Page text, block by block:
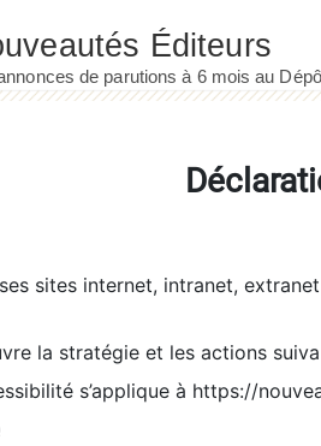
ses sites internet, intranet,
la stratégie et les actions
s’applique à https://